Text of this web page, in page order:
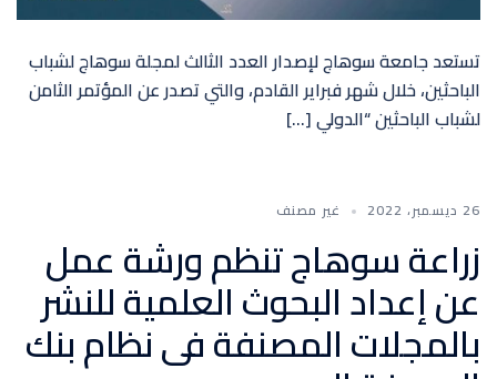
تستعد جامعة سوهاج لإصدار العدد الثالث لمجلة سوهاج لشباب
الباحثين، خلال شهر فبراير القادم، والتي تصدر عن المؤتمر الثامن
لشباب الباحثين “الدولي […]
26 ديسمبر، 2022 غير مصنف
زراعة سوهاج تنظم ورشة عمل
عن إعداد البحوث العلمية للنشر
بالمجلات المصنفة فى نظام بنك